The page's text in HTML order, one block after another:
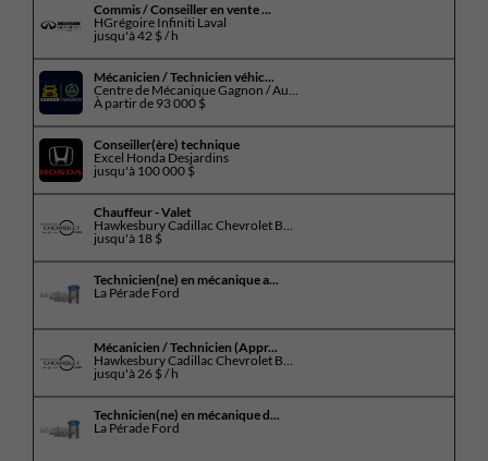
Commis / Conseiller en vente ...
HGrégoire Infiniti Laval
jusqu'à42 $ / h
Mécanicien / Technicien véhic...
Centre de Mécanique Gagnon / Au...
À partir de 93 000 $
Conseiller(ère) technique
Excel Honda Desjardins
jusqu'à 100 000 $
Chauffeur - Valet
Hawkesbury Cadillac Chevrolet B...
jusqu'à 18 $
Technicien(ne) en mécanique a...
La Pérade Ford
Mécanicien / Technicien (Appr...
Hawkesbury Cadillac Chevrolet B...
jusqu'à26 $ / h
Technicien(ne) en mécanique d...
La Pérade Ford